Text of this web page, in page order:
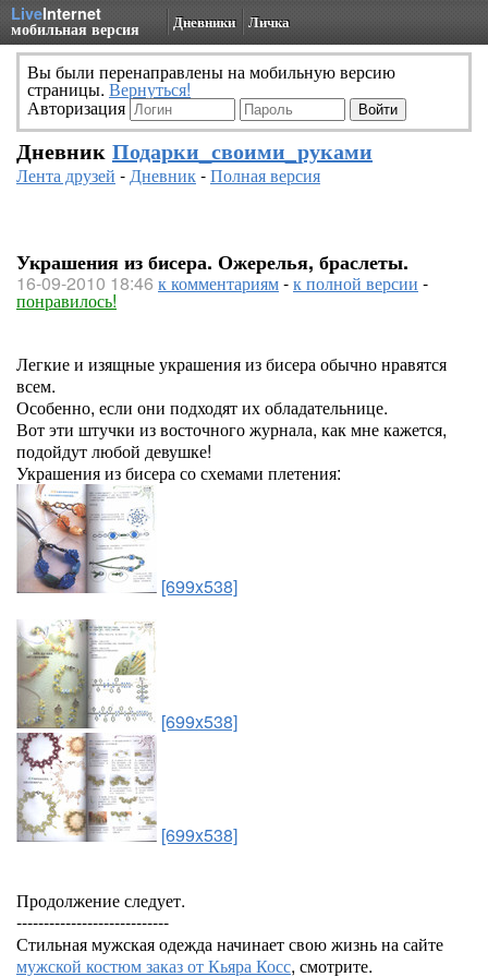
LiveInternet
мобильная версия Дневники Личка
Вы были перенаправлены на мобильную версию
страницы. Вернуться!
Авторизация
Дневник Подарки_своими_руками
Лента друзей -Дневник-Полная версия
Украшения из бисера. Ожерелья, браслеты.
16-09-2010 18:46 к комментариям-к полной версии -
понравилось!
Легкие и изящные украшения из бисера обычно нравятся
всем.
Особенно, если они подходят их обладательнице.
Вот эти штучки из восточного журнала, как мне кажется,
подойдут любой девушке!
Украшения из бисера со схемами плетения:
[699x538]
[699x538]
[699x538]
Продолжение следует.
----------------------------
Стильная мужская одежда начинает свою жизнь на сайте
мужской костюм заказ от Кьяра Косс, смотрите.